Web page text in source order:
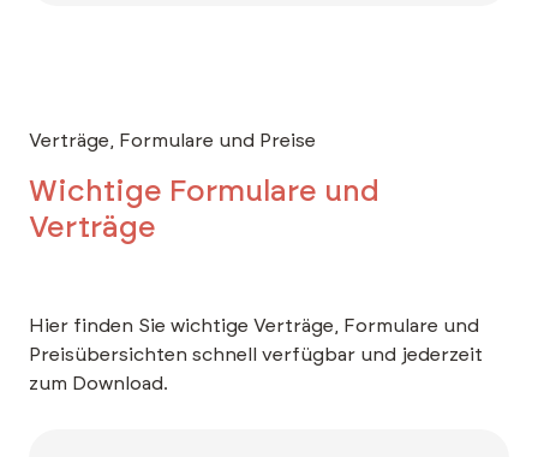
Verträge, Formulare und Preise
Wichtige Formulare und
Verträge
Hier finden Sie wichtige Verträge, Formulare und
Preisübersichten schnell verfügbar und jederzeit
zum Download.